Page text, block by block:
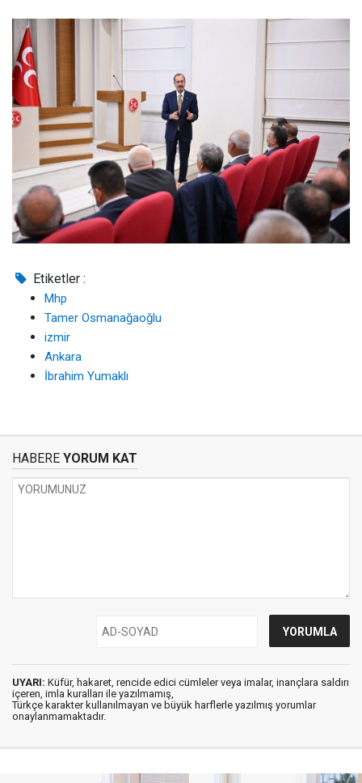
Etiketler :
Mhp
Tamer Osmanağaoğlu
izmir
Ankara
İbrahim Yumaklı
HABERE YORUM KAT
UYARI: Küfür, hakaret, rencide edici cümleler veya imalar, inançlara saldırı
içeren, imla kuralları ile yazılmamış,
Türkçe karakter kullanılmayan ve büyük harflerle yazılmış yorumlar
onaylanmamaktadır.